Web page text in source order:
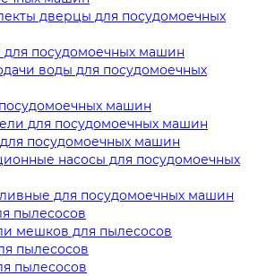
дверцы для посудомоечных
для посудомоечных машин
воды для посудомоечных
машин
для посудомоечных машин
посудомоечных машин
насосы для посудомоечных
для посудомоечных машин
пылесосов
мешков для пылесосов
пылесосов
пылесосов